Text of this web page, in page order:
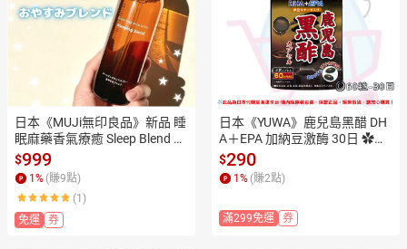
日本《MUJi無印良品》新品 睡
眠麻藥香氣療癒 Sleep Blend 空
間香氛噴霧 300ml ✿現貨+預
購✿日本境內版原裝代購🌸佑
育生活館🌸
$999
1 % (賺9點)
(1)
免運
券
日本《YUWA》鹿兒島黑醋 DH
A＋EPA 加納豆激酶 30日 ✿現
貨+預購✿日本境內版原裝代購
🌸佑育生活館🌸
$290
1 % (賺2點)
滿299免運 券